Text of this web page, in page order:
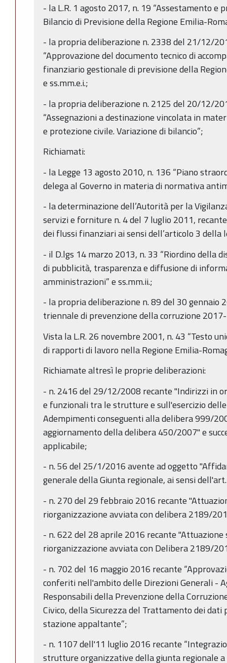
- la L.R. 1 agosto 2017, n. 19 “Assestamento e
Bilancio di Previsione della Regione Emilia-
- la propria deliberazione n. 2338 del 21/12/
“Approvazione del documento tecnico di
finanziario gestionale di previsione della
e ss.mm.e.i.;
- la propria deliberazione n. 2125 del 20/12/
“Assegnazioni a destinazione vincolata in
e protezione civile. Variazione di bilancio”;
Richiamati:
- la Legge 13 agosto 2010, n. 136 “Piano
delega al Governo in materia di normativa
- la determinazione dell’Autorità per la
servizi e forniture n. 4 del 7 luglio 2011,
dei flussi finanziari ai sensi dell’articolo 3 della
- il D.lgs 14 marzo 2013, n. 33 “Riordino della
di pubblicità, trasparenza e diffusione di
amministrazioni” e ss.mm.ii.;
- la propria deliberazione n. 89 del 30 gennaio
triennale di prevenzione della corruzione
Vista la L.R. 26 novembre 2001, n. 43 “Testo
di rapporti di lavoro nella Regione Emilia-
Richiamate altresì le proprie deliberazioni:
- n. 2416 del 29/12/2008 recante "Indirizzi in
e funzionali tra le strutture e sull'esercizio
Adempimenti conseguenti alla delibera 999/
aggiornamento della delibera 450/2007" e
applicabile;
- n. 56 del 25/1/2016 avente ad oggetto
generale della Giunta regionale, ai sensi
- n. 270 del 29 febbraio 2016 recante
riorganizzazione avviata con delibera 2189/
- n. 622 del 28 aprile 2016 recante "Attuazione
riorganizzazione avviata con Delibera 2189/
- n. 702 del 16 maggio 2016 recante
conferiti nell'ambito delle Direzioni Generali -
Responsabili della Prevenzione della
Civico, della Sicurezza del Trattamento dei
stazione appaltante”;
- n. 1107 dell'11 luglio 2016 recante
strutture organizzative della giunta regionale